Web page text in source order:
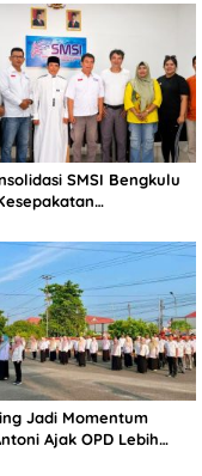
SMSI Bengkulu
Jadi Momentum
Ajak OPD Lebih